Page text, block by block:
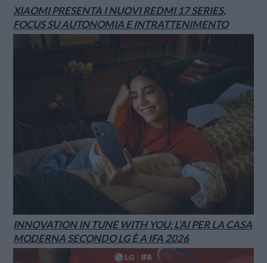
XIAOMI PRESENTA I NUOVI REDMI 17 SERIES,
FOCUS SU AUTONOMIA E INTRATTENIMENTO
INNOVATION IN TUNE WITH YOU: L’AI PER LA CASA
MODERNA SECONDO LG È A IFA 2026